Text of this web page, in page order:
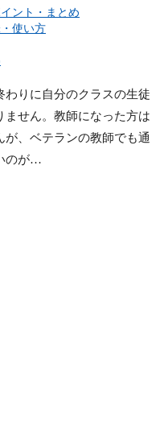
ント・まとめ
使い方
りに自分のクラスの生徒
せん。教師になった方は
、ベテランの教師でも通
のが…